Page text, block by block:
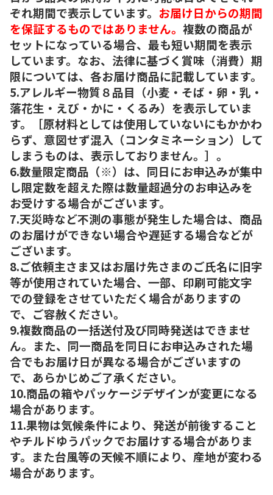
ぞれ期間で表示しています。 お届け日からの期間
を保証するものではありません。 複数の商品が
セットになっている場合、最も短い期間を表示
しています。なお、法律に基づく賞味（消費）期
限については、各お届け商品に記載しています。
5.アレルギー物質８品目（小麦・そば・卵・乳・
落花生・えび・かに・くるみ）を表示していま
す。［原材料としては使用していないにもかかわ
らず、意図せず混入（コンタミネーション）して
しまうものは、表示しておりません。］。
6.数量限定商品（※）は、同日にお申込みが集中
し限定数を超えた際は数量超過分のお申込みを
お受けする場合がございます。
7.天災時など不測の事態が発生した場合は、商品
のお届けができない場合や遅延する場合などが
ございます。
8.ご依頼主さま又はお届け先さまのご氏名に旧字
等が使用されていた場合、一部、印刷可能文字
での登録をさせていただく場合がありますの
で、ご容赦ください。
9.複数商品の一括送付及び同時発送はできませ
ん。また、同一商品を同日にお申込みされた場
合でもお届け日が異なる場合がございますの
で、あらかじめご了承ください。
10.商品の箱やパッケージデザインが変更になる
場合があります。
11.果物は気候条件により、発送が前後すること
やチルドゆうパックでお届けする場合がありま
す。また台風等の天候不順により、産地が変わる
場合があります。